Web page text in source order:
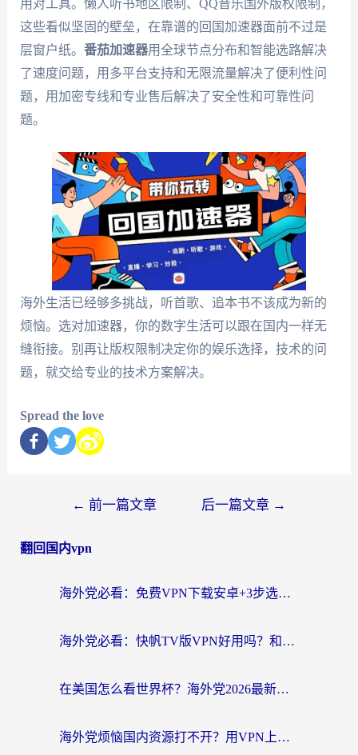
用对工具。懒人听书地区限制、QQ音乐国外版权限制，
这些看似坚固的壁垒，在靠谱的回国加速器面前不过是
层窗户纸。 番茄加速器用全球节点分布和智能选路解决
了速度问题，用多平台支持和无限流量解决了便利性问
题，用加密专线和专业售后解决了安全性和可靠性问
题。
海外生活已经够多挑战，听首歌、追本书不该成为新的
烦恼。选对加速器，你的数字生活可以跟在国内一样无
缝衔接。别再让版权限制决定你的娱乐选择，技术的问
题，就交给专业的技术方案解决。
Spread the love
← 前一篇文章 后一篇文章 →
翻回国内vpn
海外党必看：免费VPN下载安卓+3步选对国外到国内加速器，无缝刷国内资源
海外党必看：快帆TV版VPN好用吗？和斧牛手游VPN对比哪个回国效果更好？附电脑翻墙回国实用技巧
在美国怎么看世界杯？海外党2026最新回国加速器指南：从影音到游戏全搞定
海外党烦恼国内资源打不开？用VPN上海节点+这几点，轻松搞定回国加速！